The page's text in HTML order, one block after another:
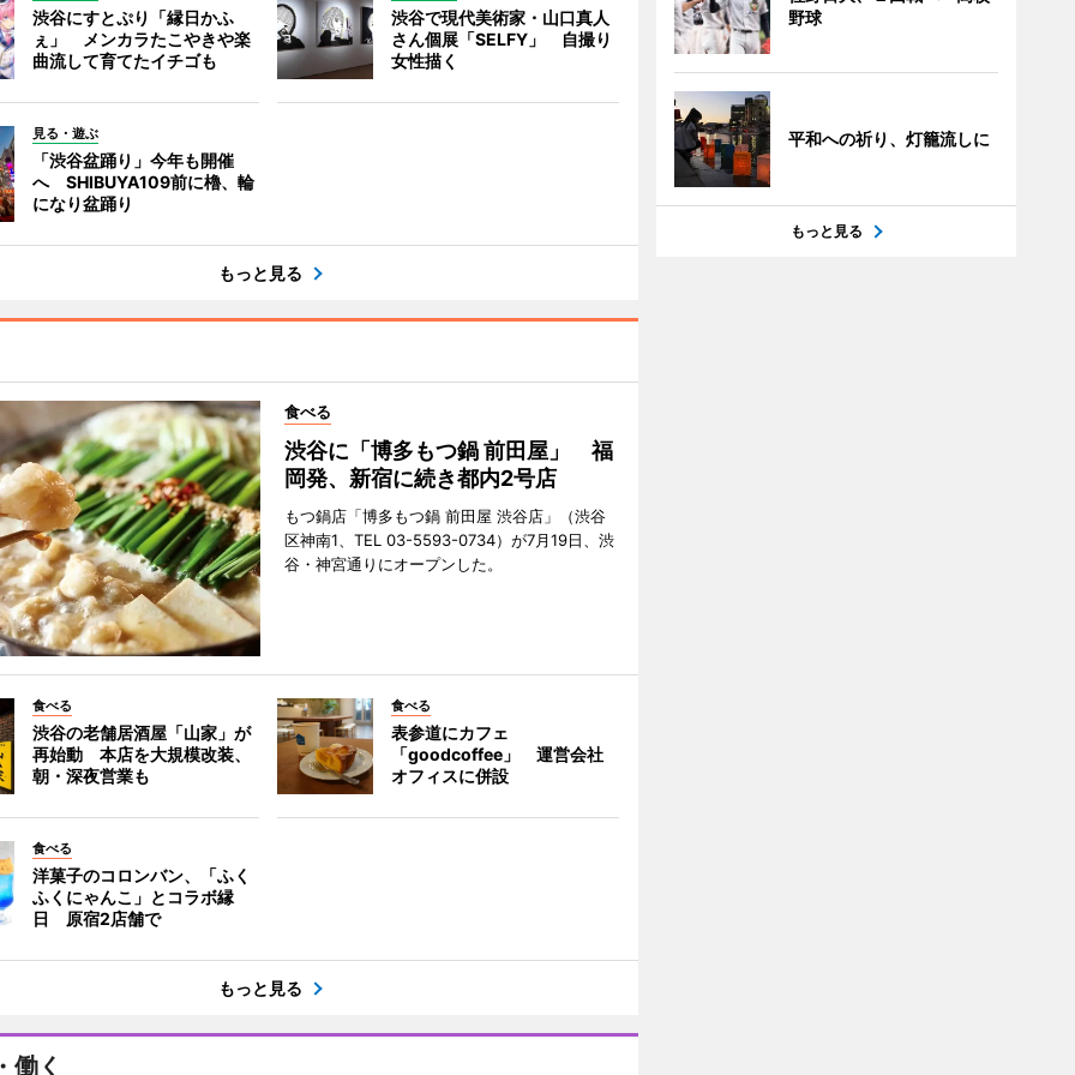
渋谷にすとぷり「縁日かふ
ぇ」 メンカラたこやきや楽
曲流して育てたイチゴも
渋谷で現代美術家・山口真人
さん個展「SELFY」 自撮り
女性描く
見る・遊ぶ
「渋谷盆踊り」今年も開催
へ SHIBUYA109前に櫓、輪
になり盆踊り
もっと見る
食べる
渋谷に「博多もつ鍋 前田屋」 福
岡発、新宿に続き都内2号店
もつ鍋店「博多もつ鍋 前田屋 渋谷店」（渋谷
区神南1、TEL 03-5593-0734）が7月19日、渋
谷・神宮通りにオープンした。
食べる
渋谷の老舗居酒屋「山家」が
再始動 本店を大規模改装、
朝・深夜営業も
食べる
表参道にカフェ
「goodcoffee」 運営会社
オフィスに併設
食べる
洋菓子のコロンバン、「ふく
ふくにゃんこ」とコラボ縁
日 原宿2店舗で
もっと見る
働く
野球
平和への祈り、灯籠流しに
もっと見る